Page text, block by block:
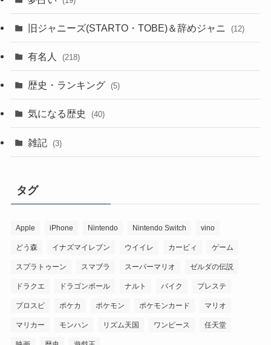
旧ジャニーズ(STARTO・TOBE)＆辞めジャニ (12)
有名人 (218)
歴史・ランキング (5)
気になる歴史 (40)
雑記 (3)
タグ
Apple iPhone Nintendo Nintendo Switch vino
どう森 イナズマイレブン ウイイレ カービィ ゲーム
スプラトゥーン スマブラ スーパーマリオ ゼルダの伝説
ドラクエ ドラゴンボール ナルト バイク プレステ
プロスピ ポケカ ポケモン ポケモンカード マリオ
マリカー モンハン リズム天国 ワンピース 任天堂